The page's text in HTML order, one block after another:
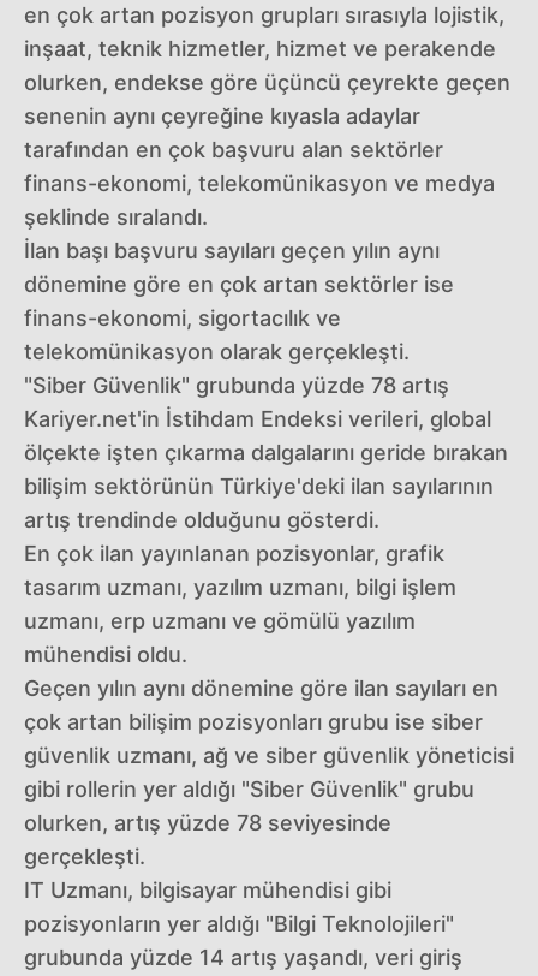
en çok artan pozisyon grupları sırasıyla lojistik,
inşaat, teknik hizmetler, hizmet ve perakende
olurken, endekse göre üçüncü çeyrekte geçen
senenin aynı çeyreğine kıyasla adaylar
tarafından en çok başvuru alan sektörler
finans-ekonomi, telekomünikasyon ve medya
şeklinde sıralandı.
İlan başı başvuru sayıları geçen yılın aynı
dönemine göre en çok artan sektörler ise
finans-ekonomi, sigortacılık ve
telekomünikasyon olarak gerçekleşti.
"Siber Güvenlik" grubunda yüzde 78 artış
Kariyer.net'in İstihdam Endeksi verileri, global
ölçekte işten çıkarma dalgalarını geride bırakan
bilişim sektörünün Türkiye'deki ilan sayılarının
artış trendinde olduğunu gösterdi.
En çok ilan yayınlanan pozisyonlar, grafik
tasarım uzmanı, yazılım uzmanı, bilgi işlem
uzmanı, erp uzmanı ve gömülü yazılım
mühendisi oldu.
Geçen yılın aynı dönemine göre ilan sayıları en
çok artan bilişim pozisyonları grubu ise siber
güvenlik uzmanı, ağ ve siber güvenlik yöneticisi
gibi rollerin yer aldığı "Siber Güvenlik" grubu
olurken, artış yüzde 78 seviyesinde
gerçekleşti.
IT Uzmanı, bilgisayar mühendisi gibi
pozisyonların yer aldığı "Bilgi Teknolojileri"
grubunda yüzde 14 artış yaşandı, veri giriş